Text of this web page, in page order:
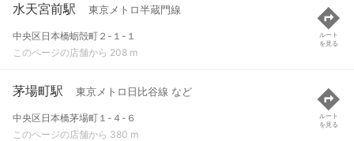
水天宮前駅 東京メトロ半蔵門線
中央区日本橋蛎殻町２-１-１
このページの店舗から 208 m
ルート
を見る
茅場町駅 東京メトロ日比谷線 など
中央区日本橋茅場町１-４-６
このページの店舗から 380 m
ルート
を見る